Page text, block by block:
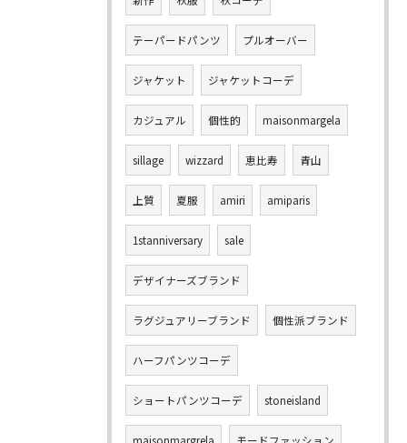
テーパードパンツ プルオーバー
ジャケット ジャケットコーデ
カジュアル 個性的 maisonmargela
sillage wizzard 恵比寿 青山
上質 夏服 amiri amiparis
1stanniversary sale
デザイナーズブランド
ラグジュアリーブランド 個性派ブランド
ハーフパンツコーデ
ショートパンツコーデ stoneisland